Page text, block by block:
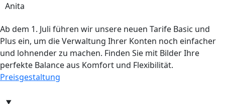
Anita
Ab dem 1. Juli führen wir unsere neuen Tarife Basic und
Plus ein, um die Verwaltung Ihrer Konten noch einfacher
und lohnender zu machen. Finden Sie mit Bilder Ihre
perfekte Balance aus Komfort und Flexibilität.
Preisgestaltung